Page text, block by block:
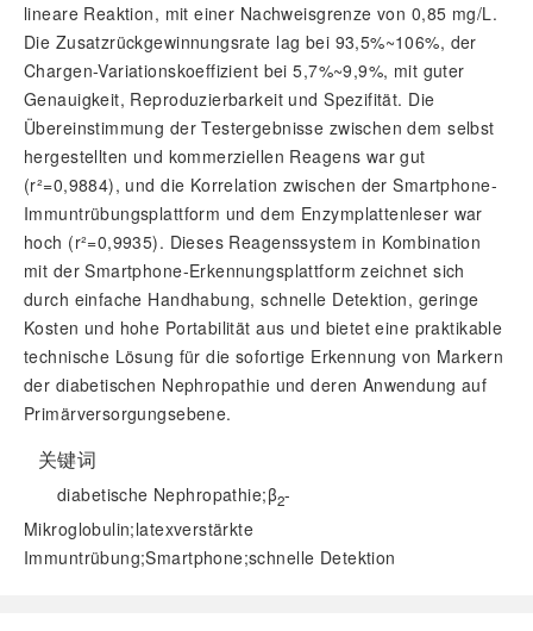
lineare Reaktion, mit einer Nachweisgrenze von 0,85 mg/L.
Die Zusatzrückgewinnungsrate lag bei 93,5%~106%, der
Chargen-Variationskoeffizient bei 5,7%~9,9%, mit guter
Genauigkeit, Reproduzierbarkeit und Spezifität. Die
Übereinstimmung der Testergebnisse zwischen dem selbst
hergestellten und kommerziellen Reagens war gut
(r²=0,9884), und die Korrelation zwischen der Smartphone-
Immuntrübungsplattform und dem Enzymplattenleser war
hoch (r²=0,9935). Dieses Reagenssystem in Kombination
mit der Smartphone-Erkennungsplattform zeichnet sich
durch einfache Handhabung, schnelle Detektion, geringe
Kosten und hohe Portabilität aus und bietet eine praktikable
technische Lösung für die sofortige Erkennung von Markern
der diabetischen Nephropathie und deren Anwendung auf
Primärversorgungsebene.
关键词
diabetische Nephropathie;β2-
Mikroglobulin;latexverstärkte
Immuntrübung;Smartphone;schnelle Detektion